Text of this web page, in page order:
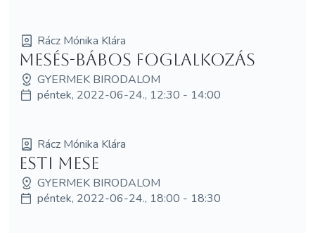
Rácz Mónika Klára
Mesés-bábos foglalkozás
GYERMEK BIRODALOM
péntek, 2022-06-24., 12:30 - 14:00
Rácz Mónika Klára
Esti mese
GYERMEK BIRODALOM
péntek, 2022-06-24., 18:00 - 18:30